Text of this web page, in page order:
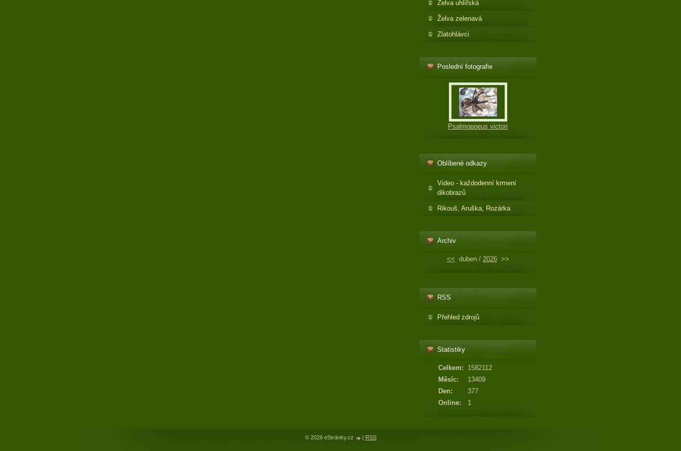
Želva uhlířská
Želva zelenavá
Zlatohlávci
Poslední fotografie
Psalmopoeus victori
Oblíbené odkazy
Video - každodenní krmení
dikobrazů
Rikouš, Aruška, Rozárka
Archiv
<< duben / 2026 >>
RSS
Přehled zdrojů
Statistiky
Online: 1
Celkem:
1582112
Měsíc:
13409
Den:
377
© 2026 eStránky.cz | RSS